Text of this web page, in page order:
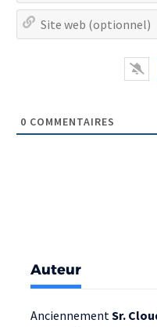
0 COMMENTAIRES
Auteur
Anciennement Sr.